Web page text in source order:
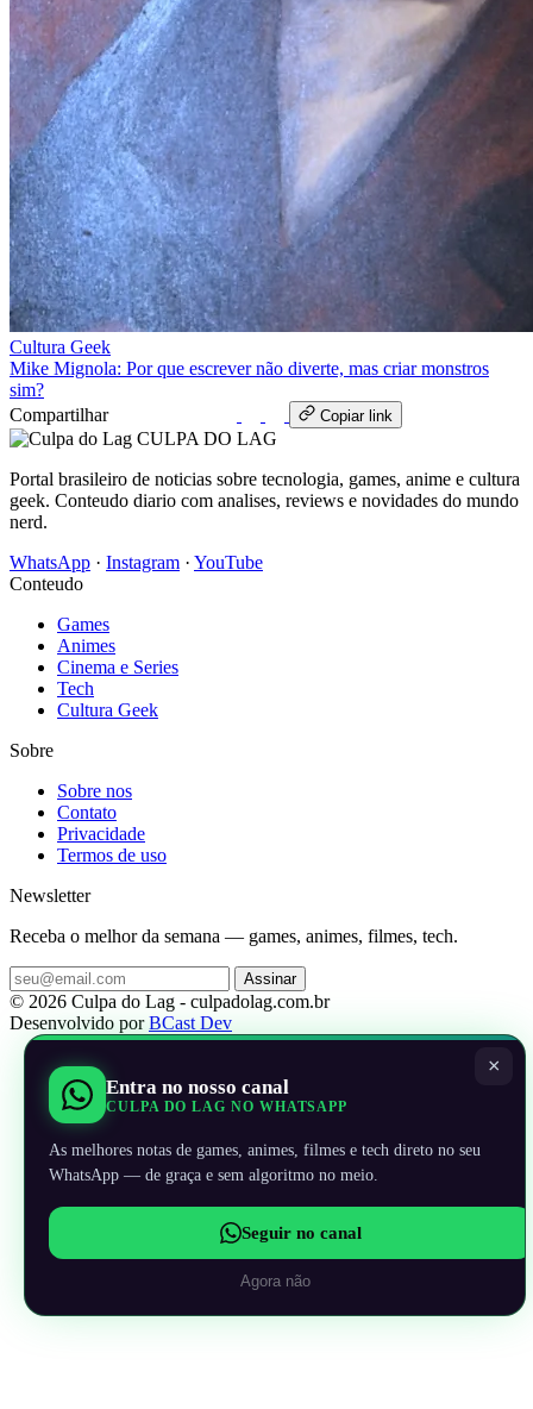
Cultura Geek
Mike Mignola: Por que escrever não diverte, mas criar monstros
sim?
Compartilhar
Copiar link
CULPA DO LAG
Portal brasileiro de noticias sobre tecnologia, games, anime e cultura
geek. Conteudo diario com analises, reviews e novidades do mundo
nerd.
WhatsApp · Instagram · YouTube
Conteudo
Games
Animes
Cinema e Series
Tech
Cultura Geek
Sobre
Sobre nos
Contato
Privacidade
Termos de uso
Newsletter
Receba o melhor da semana — games, animes, filmes, tech.
Assinar
© 2026 Culpa do Lag - culpadolag.com.br
Desenvolvido porBCast Dev
×
Entra no nosso canal
CULPA DO LAG NO WHATSAPP
As melhores notas de games, animes, filmes e tech direto no seu
WhatsApp — de graça e sem algoritmo no meio.
Seguir no canal
Agora não